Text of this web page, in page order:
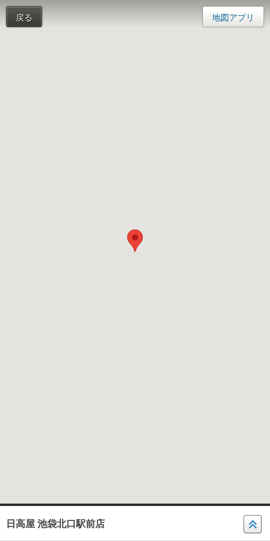
戻る 地図アプリ
日高屋 池袋北口駅前店